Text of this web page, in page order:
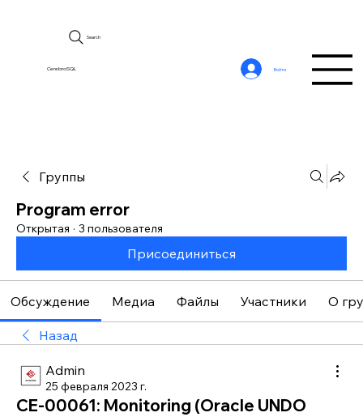
CerebroSQL
Search
Войти
Группы
Program error
Открытая · 3 пользователя
Присоединиться
Обсуждение Медиа Файлы Участники О
Назад
Admin
25 февраля 2023 г.
CE-00061: Monitoring (Oracle UNDO